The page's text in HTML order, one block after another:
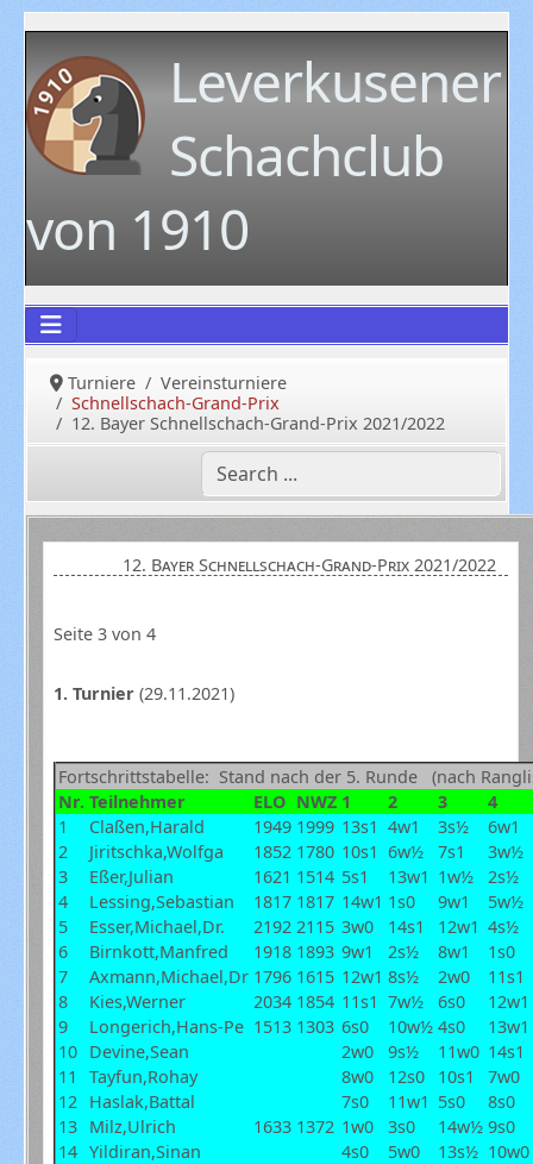
Leverkusener
Schachclub
von 1910
Turniere
Vereinsturniere
Schnellschach-Grand-Prix
12. Bayer Schnellschach-Grand-Prix 2021/2022
12. Bayer Schnellschach-Grand-Prix 2021/2022
Seite 3 von 4
1. Turnier(29.11.2021)
Fortschrittstabelle: Stand nach der 5. Runde (nach
Nr. Teilnehmer ELO NWZ 1 2 3
4
1
Claßen,Harald 1949 1999 13s1 4w1 3s½
6w1
2
Jiritschka,Wolfga 1852 1780 10s1 6w½ 7s1
3w½
3
Eßer,Julian 1621 1514 5s1 13w1 1w½
2s½
4
Lessing,Sebastian 1817 1817 14w1 1s0 9w1
5w½
5
Esser,Michael,Dr. 2192 2115 3w0 14s1 12w1 4s½
6
Birnkott,Manfred 1918 1893 9w1 2s½ 8w1
1s0
7
Axmann,Michael,Dr 1796 1615 12w1 8s½ 2w0
11s1
8
Kies,Werner 2034 1854 11s1 7w½ 6s0
12w1
9
Longerich,Hans-Pe 1513 1303 6s0 10w½ 4s0
13w1
10 Devine,Sean 2w0 9s½ 11w0 14s1
11
Tayfun,Rohay 8w0 12s0 10s1
7w0
12 Haslak,Battal 7s0 11w1 5s0
8s0
13 Milz,Ulrich 1633 1372 1w0 3s0 14w½ 9s0
14 Yildiran,Sinan 4s0 5w0 13s½ 10w0